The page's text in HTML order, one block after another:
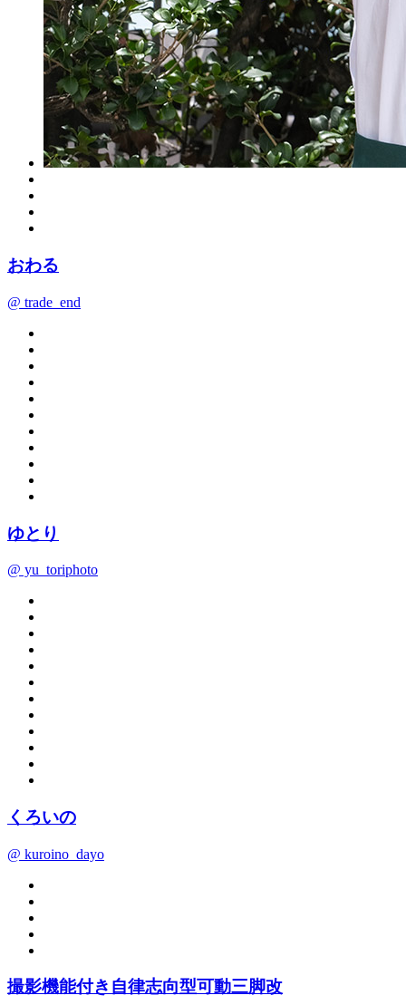
おわる
@ trade_end
ゆとり
@ yu_toriphoto
くろいの
@ kuroino_dayo
撮影機能付き自律志向型可動三脚改